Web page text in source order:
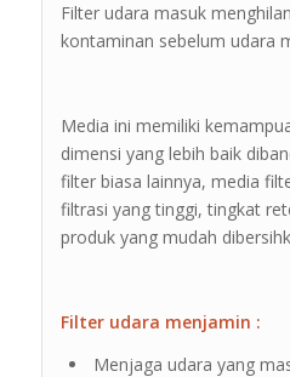
Filter udara masuk
kontaminan sebelum udara
Media ini memiliki
dimensi yang lebih baik
filter biasa lainnya, media
filtrasi yang tinggi, tingkat
produk yang mudah
Filter udara menjamin :
Menjaga udara yang